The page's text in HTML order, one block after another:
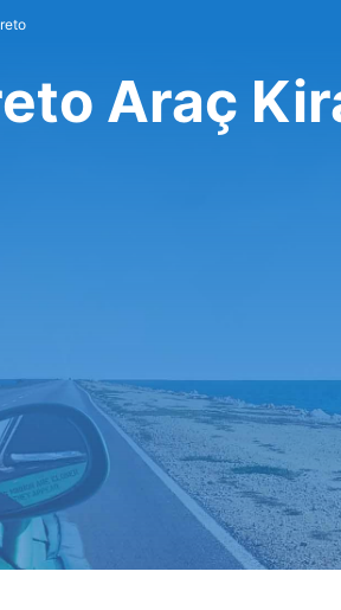
Araç